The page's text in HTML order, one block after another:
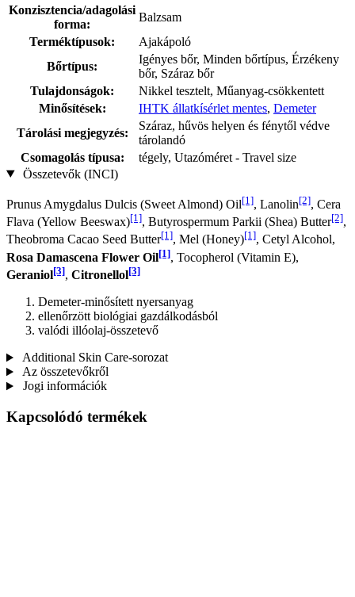
Konzisztencia/adagolási
forma:
Balzsam
Terméktípusok:
Ajakápoló
Bőrtípus:
Igényes bőr, Minden bőrtípus, Érzékeny
bőr, Száraz bőr
Tulajdonságok:
Nikkel tesztelt, Műanyag-csökkentett
Minősítések:
IHTK állatkísérlet mentes, Demeter
Tárolási megjegyzés:
Száraz, hűvös helyen és fénytől védve
tárolandó
Csomagolás típusa:
tégely, Utazóméret - Travel size
Összetevők (INCI)
Prunus Amygdalus Dulcis (Sweet Almond) Oil[1], Lanolin[2], Cera
Flava (Yellow Beeswax)[1], Butyrospermum Parkii (Shea) Butter[2],
Theobroma Cacao Seed Butter[1], Mel (Honey)[1], Cetyl Alcohol,
Rosa Damascena Flower Oil[1], Tocopherol (Vitamin E),
Geraniol[3], Citronellol[3]
Demeter-minősített nyersanyag
ellenőrzött biológiai gazdálkodásból
valódi illóolaj-összetevő
Additional Skin Care-sorozat
Az összetevőkről
Jogi információk
Kapcsolódó termékek